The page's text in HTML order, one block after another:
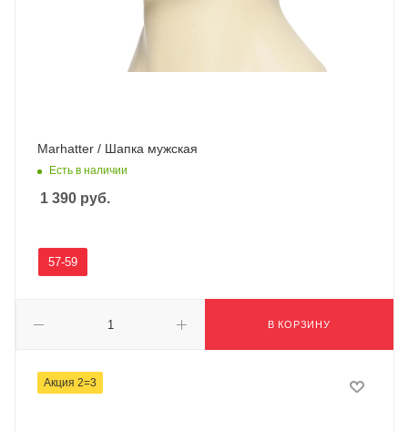
Marhatter / Шапка мужская
Есть в наличии
1 390 руб.
В КОРЗИНУ
57-59
Акция 2=3